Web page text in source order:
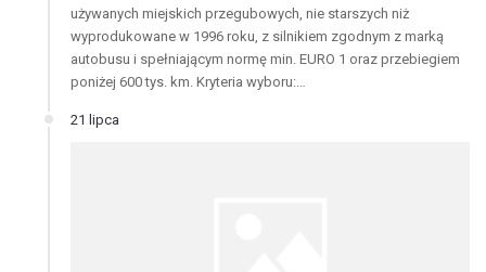
używanych miejskich przegubowych, nie starszych niż
wyprodukowane w 1996 roku, z silnikiem zgodnym z marką
autobusu i spełniającym normę min. EURO 1 oraz przebiegiem
poniżej 600 tys. km. Kryteria wyboru:…
21 lipca